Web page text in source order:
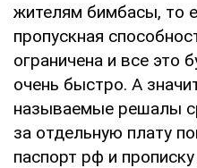
жителям бимбасы, то
пропускная
ограничена и все это
очень быстро. А
называемые решалы
за отдельную плату
паспорт рф и